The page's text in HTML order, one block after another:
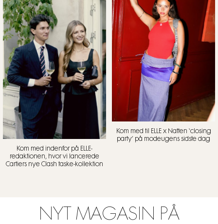
Kom med indenfor på ELLE-
redaktionen, hvor vi lancerede
Cartiers nye Clash taske-kollektion
Kom med til ELLE x Natten ‘closing
party’ på modeugens sidste dag
NYT MAGASIN PÅ